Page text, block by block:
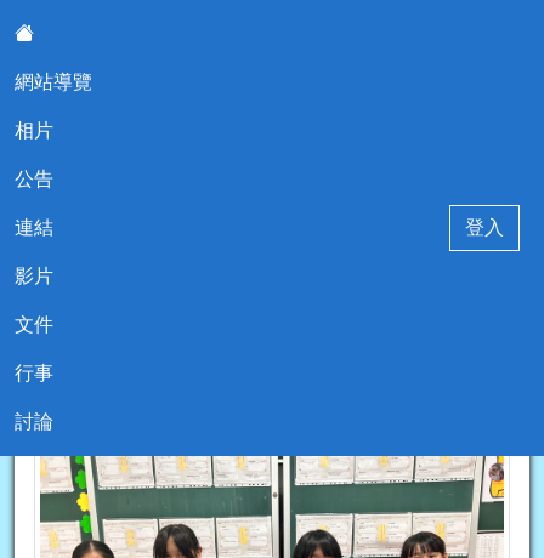
網站導覽
相片
公告
連結
影片
文件
行事
討論
登入
堵南國小114學年度五年乙班
現在位置:相片
IMG_8630